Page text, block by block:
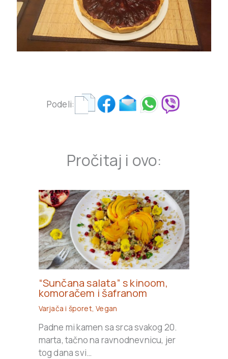
Podeli:
Pročitaj i ovo:
“Sunčana salata” s kinoom,
komoračem i šafranom
Varjača i šporet,Vegan
Padne mi kamen sa srca svakog 20.
marta, tačno na ravnodnevnicu, jer
tog dana svi…